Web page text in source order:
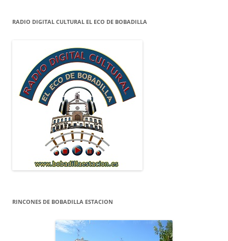
RADIO DIGITAL CULTURAL EL ECO DE BOBADILLA
RINCONES DE BOBADILLA ESTACION